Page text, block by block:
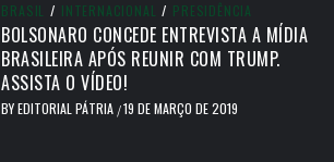
BRASIL / INTERNACIONAL / PRESIDÊNCIA
BOLSONARO CONCEDE ENTREVISTA A MÍDIA
BRASILEIRA APÓS REUNIR COM TRUMP.
ASSISTA O VÍDEO!
BYEDITORIAL PÁTRIA /19 DE MARÇO DE 2019